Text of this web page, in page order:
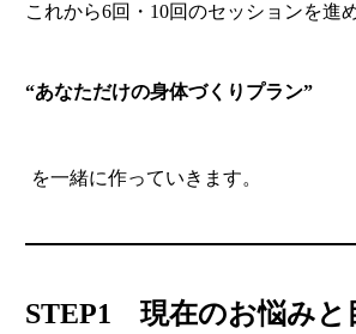
これから6回・10回のセッションを進
“あなただけの身体づくりプラン”
を一緒に作っていきます。
STEP1 現在のお悩みと